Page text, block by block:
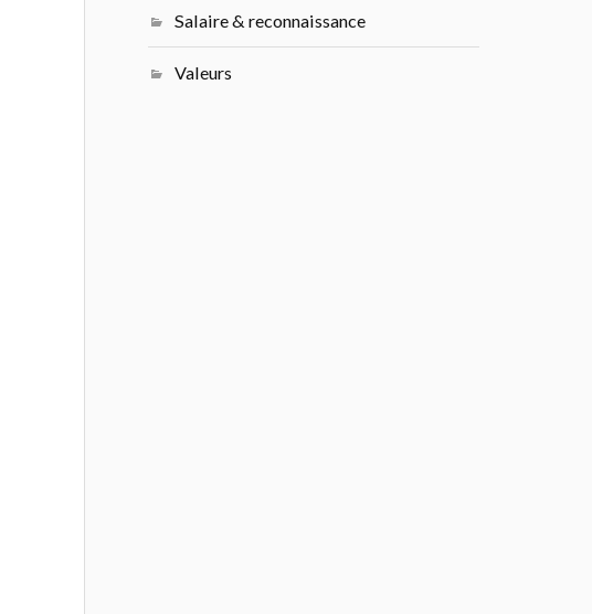
Salaire & reconnaissance
Valeurs